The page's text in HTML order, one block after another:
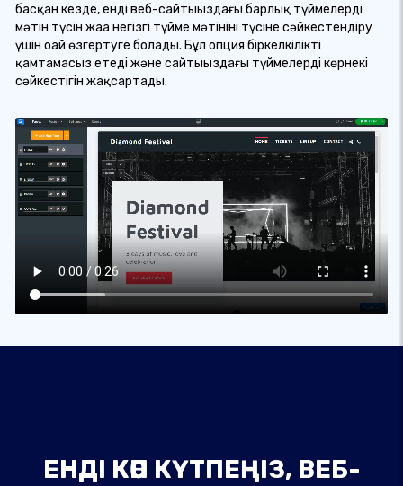
басқан кезде, енді веб-сайтыңыздағы барлық түймелердің
мәтін түсін жаңа негізгі түйме мәтінінің түсіне сәйкестендіру
үшін оңай өзгертуге болады. Бұл опция біркелкілікті
қамтамасыз етеді және сайтыңыздағы түймелердің көрнекі
сәйкестігін жақсартады.
ЕНДІ КӨП КҮТПЕҢІЗ, ВЕБ-